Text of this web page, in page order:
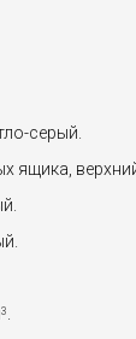
серый.
ящика,
3 .